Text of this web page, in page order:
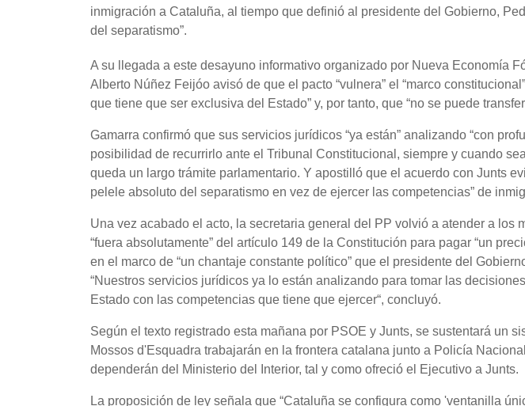
inmigración a Cataluña, al tiempo que definió al presidente del Gobierno,
del separatismo”.
A su llegada a este desayuno informativo organizado por Nueva Economía
Alberto Núñez Feijóo avisó de que el pacto “vulnera” el “marco
que tiene que ser exclusiva del Estado” y, por tanto, que “no se puede
Gamarra confirmó que sus servicios jurídicos “ya están” analizando “con
posibilidad de recurrirlo ante el Tribunal Constitucional, siempre y cuando
queda un largo trámite parlamentario. Y apostilló que el acuerdo con Junts
pelele absoluto del separatismo en vez de ejercer las competencias” de
Una vez acabado el acto, la secretaria general del PP volvió a atender a los
“fuera absolutamente” del artículo 149 de la Constitución para pagar “un
en el marco de “un chantaje constante político” que el presidente del
“Nuestros servicios jurídicos ya lo están analizando para tomar las
Estado con las competencias que tiene que ejercer“, concluyó.
Según el texto registrado esta mañana por PSOE y Junts, se sustentará un
Mossos d'Esquadra trabajarán en la frontera catalana junto a Policía
dependerán del Ministerio del Interior, tal y como ofreció el Ejecutivo a Junts.
La proposición de ley señala que “Cataluña se configura como 'ventanilla